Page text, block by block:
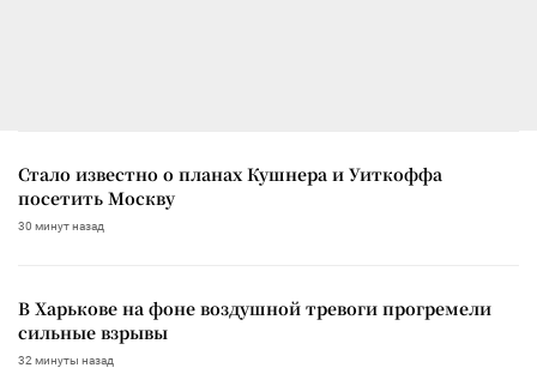
Стало известно о планах Кушнера и Уиткоффа
посетить Москву
30 минут назад
В Харькове на фоне воздушной тревоги прогремели
сильные взрывы
32 минуты назад